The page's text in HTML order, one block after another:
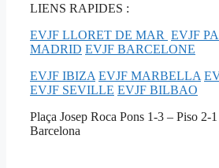
LIENS RAPIDES :
EVJF LLORET DE MAR EVJF
MADRID EVJF BARCELONE
EVJF IBIZA EVJF MARBELLA
EVJF SEVILLE EVJF BILBAO
Plaça Josep Roca Pons 1-3 – Piso 2-
Barcelona